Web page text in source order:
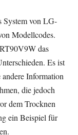
System von LG-
Modellcodes.
das
Es ist
Information
die jedoch
dem Trocknen
ein Beispiel für